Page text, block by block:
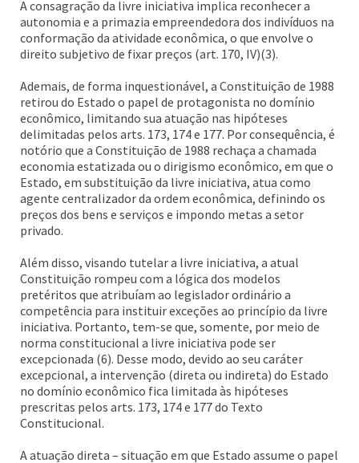
A consagração da livre iniciativa implica reconhecer a
autonomia e a primazia empreendedora dos indivíduos na
conformação da atividade econômica, o que envolve o
direito subjetivo de fixar preços (art. 170, IV)(3).
Ademais, de forma inquestionável, a Constituição de 1988
retirou do Estado o papel de protagonista no domínio
econômico, limitando sua atuação nas hipóteses
delimitadas pelos arts. 173, 174 e 177. Por consequência, é
notório que a Constituição de 1988 rechaça a chamada
economia estatizada ou o dirigismo econômico, em que o
Estado, em substituição da livre iniciativa, atua como
agente centralizador da ordem econômica, definindo os
preços dos bens e serviços e impondo metas a setor
privado.
Além disso, visando tutelar a livre iniciativa, a atual
Constituição rompeu com a lógica dos modelos
pretéritos que atribuíam ao legislador ordinário a
competência para instituir exceções ao princípio da livre
iniciativa. Portanto, tem-se que, somente, por meio de
norma constitucional a livre iniciativa pode ser
excepcionada (6). Desse modo, devido ao seu caráter
excepcional, a intervenção (direta ou indireta) do Estado
no domínio econômico fica limitada às hipóteses
prescritas pelos arts. 173, 174 e 177 do Texto
Constitucional.
A atuação direta – situação em que Estado assume o papel